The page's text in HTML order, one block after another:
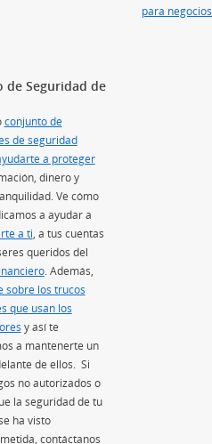
para negocios
de Seguridad de
conjunto de
de seguridad
a proteger
dinero y
Ve cómo
a ayudar a
a ti , a tus cuentas
queridos del
. Además,
sobre los trucos
que usan los
(Se abre en superposición)
y así te
a mantenerte un
de ellos. Si
no autorizados o
la seguridad de tu
ha visto
contáctanos